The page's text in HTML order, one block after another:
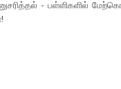
- பள்ளிகளில்